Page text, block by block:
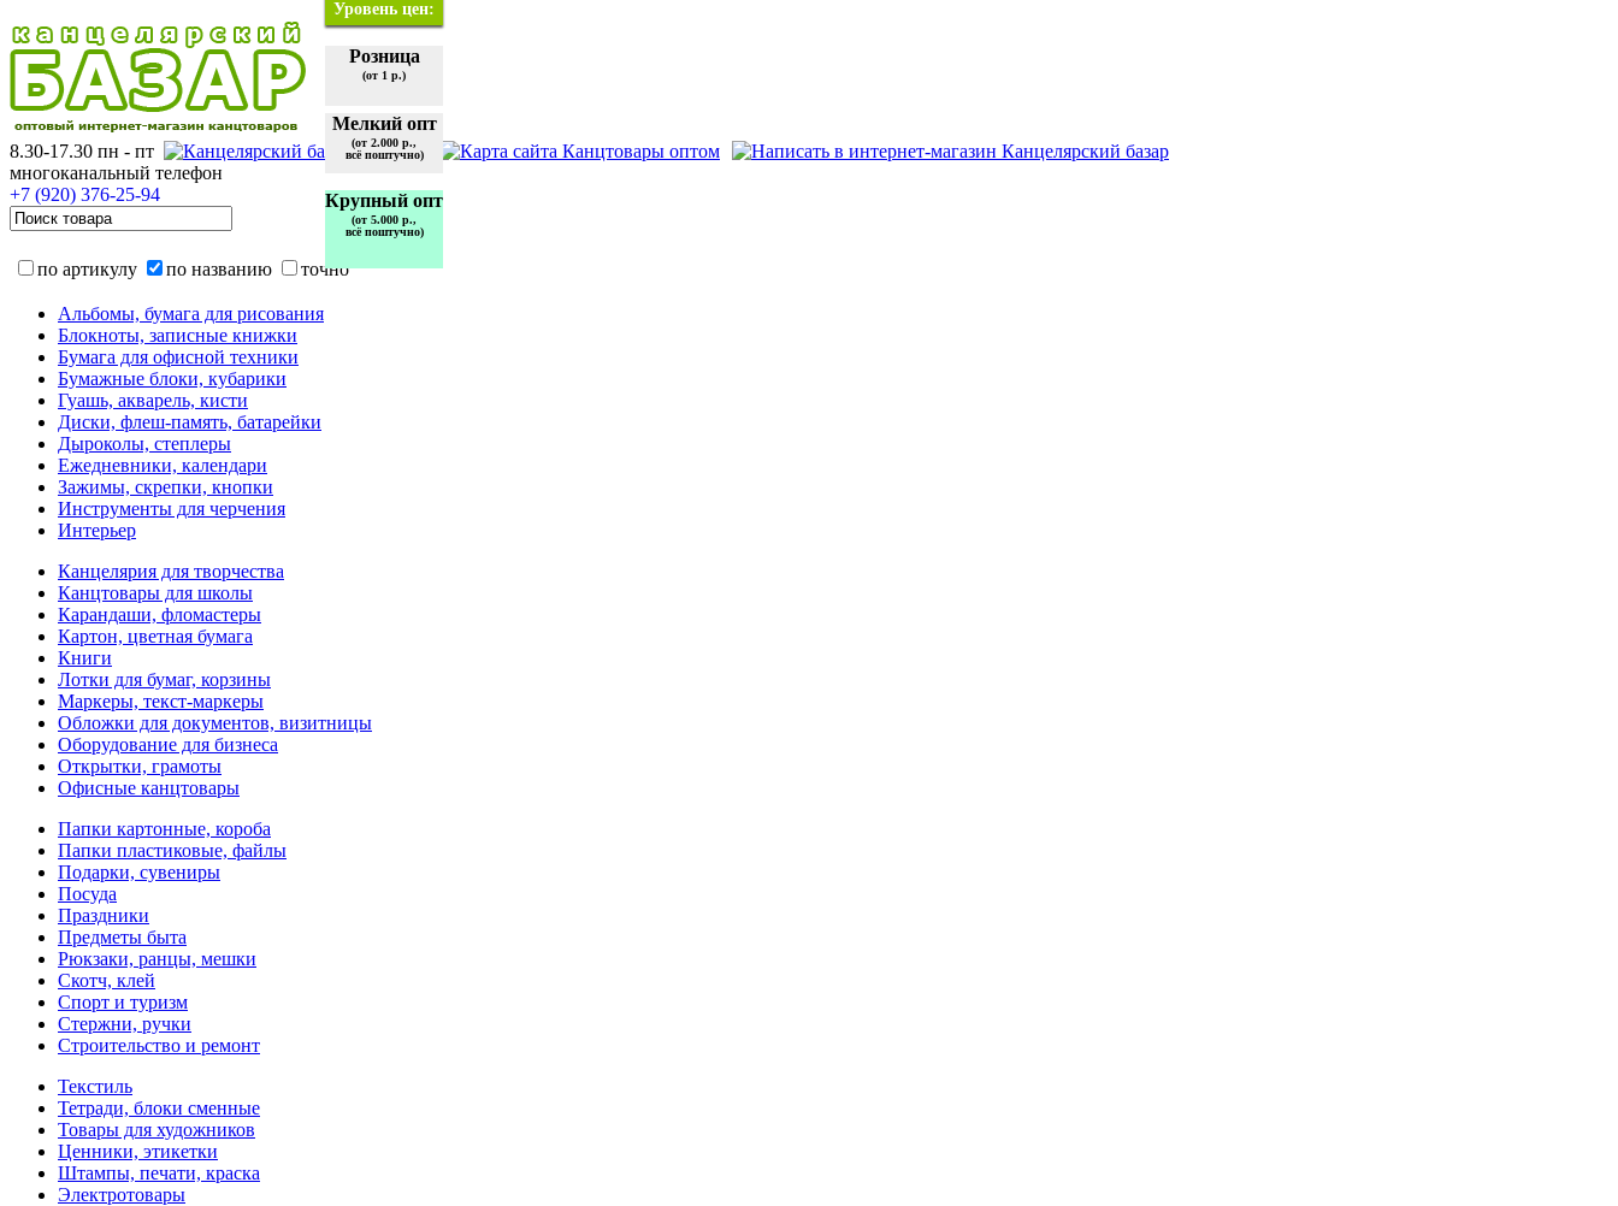
Уровень цен:
Розница
(от 1 р.)
Мелкий опт
(от 2.000 р.,
всё поштучно)
Крупный опт
(от 5.000 р.,
всё поштучно)
8.30-17.30 пн - пт
многоканальный телефон
+7 (920) 376-25-94
по артикулу по названию точно
Альбомы, бумага для рисования
Блокноты, записные книжки
Бумага для офисной техники
Бумажные блоки, кубарики
Гуашь, акварель, кисти
Диски, флеш-память, батарейки
Дыроколы, степлеры
Ежедневники, календари
Зажимы, скрепки, кнопки
Инструменты для черчения
Интерьер
Канцелярия для творчества
Канцтовары для школы
Карандаши, фломастеры
Картон, цветная бумага
Книги
Лотки для бумаг, корзины
Маркеры, текст-маркеры
Обложки для документов, визитницы
Оборудование для бизнеса
Открытки, грамоты
Офисные канцтовары
Папки картонные, короба
Папки пластиковые, файлы
Подарки, сувениры
Посуда
Праздники
Предметы быта
Рюкзаки, ранцы, мешки
Скотч, клей
Спорт и туризм
Стержни, ручки
Строительство и ремонт
Текстиль
Тетради, блоки сменные
Товары для художников
Ценники, этикетки
Штампы, печати, краска
Электротовары